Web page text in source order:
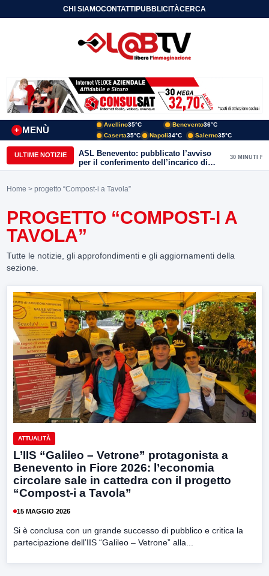
CHI SIAMOCONTATTIPUBBLICITÀCERCA
MENÙ
+
Avellino35°C Benevento36°C
Caserta35°C Napoli34°C Salerno35°C
ULTIME NOTIZIE
ASL Benevento: pubblicato l’avviso
per il conferimento dell’incarico di
Direttore della Unità Operativa
30 MINUTI FA
Home > progetto “Compost-i a Tavola”
PROGETTO “COMPOST-I A
TAVOLA”
Tutte le notizie, gli approfondimenti e gli aggiornamenti della
sezione.
ATTUALITÀ
L’IIS “Galileo – Vetrone” protagonista a
Benevento in Fiore 2026: l’economia
circolare sale in cattedra con il progetto
“Compost-i a Tavola”
15 MAGGIO 2026
Si è conclusa con un grande successo di pubblico e critica la
partecipazione dell’IIS “Galileo – Vetrone” alla...